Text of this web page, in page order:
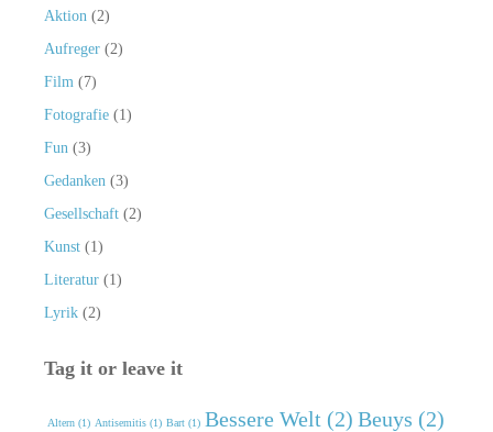
Aktion (2)
Aufreger(2)
Film (7)
Fotografie(1)
Fun (3)
Gedanken (3)
Gesellschaft(2)
Kunst(1)
Literatur(1)
Lyrik(2)
Tag it or leave it
Altern (1) Antisemitis (1) Bart (1) Bessere Welt (2) Beuys (2)